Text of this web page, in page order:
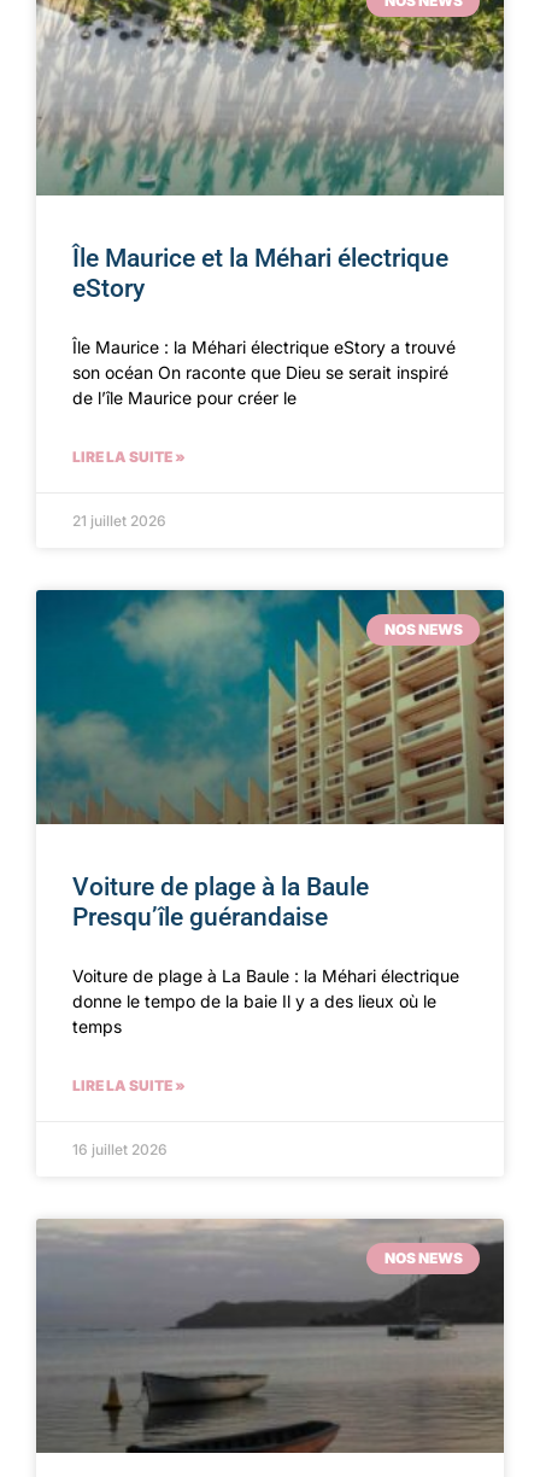
Île Maurice et la Méhari électrique
eStory
Île Maurice : la Méhari électrique eStory a trouvé
son océan On raconte que Dieu se serait inspiré
de l’île Maurice pour créer le
LIRE LA SUITE »
21 juillet 2026
NOS NEWS
Voiture de plage à la Baule
Presqu’île guérandaise
Voiture de plage à La Baule : la Méhari électrique
donne le tempo de la baie Il y a des lieux où le
temps
LIRE LA SUITE »
16 juillet 2026
NOS NEWS